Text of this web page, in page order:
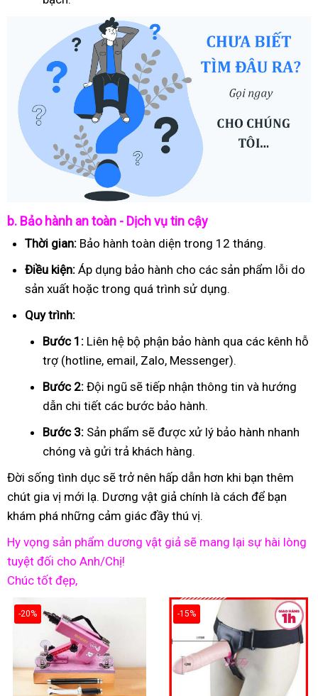
b. Bảo hành an toàn - Dịch vụ tin cậy
Thời gian: Bảo hành toàn diện trong 12 tháng.
Điều kiện: Áp dụng bảo hành cho các sản phẩm lỗi do
sản xuất hoặc trong quá trình sử dụng.
Quy trình:
Bước 1: Liên hệ bộ phận bảo hành qua các kênh hỗ
trợ (hotline, email, Zalo, Messenger).
Bước 2: Đội ngũ sẽ tiếp nhận thông tin và hướng
dẫn chi tiết các bước bảo hành.
Bước 3: Sản phẩm sẽ được xử lý bảo hành nhanh
chóng và gửi trả khách hàng.
Đời sống tình dục sẽ trở nên hấp dẫn hơn khi bạn thêm
chút gia vị mới lạ. Dương vật giả chính là cách để bạn
khám phá những cảm giác đầy thú vị.
Hy vọng sản phẩm dương vật giả sẽ mang lại sự hài lòng
tuyệt đối cho Anh/Chị!
Chúc tốt đẹp,
-20% -15%